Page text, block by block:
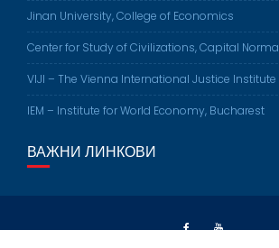
Jinan University, College of Economics
Center for Study of Civilizations, Capital
VIJI – The Vienna International Justice Institute
IEM – Institute for World Economy, Bucharest
ВАЖНИ ЛИНКОВИ